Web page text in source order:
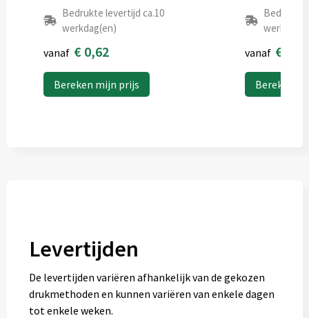
Bedrukte levertijd ca.10
werkdag(en)
vanaf € 0,62
Bereken mijn prijs
Bedrukte
vanaf €
Bereken
Levertijden
De levertijden variëren afhankelijk van de gekozen
drukmethoden en kunnen variëren van enkele dagen
tot enkele weken.